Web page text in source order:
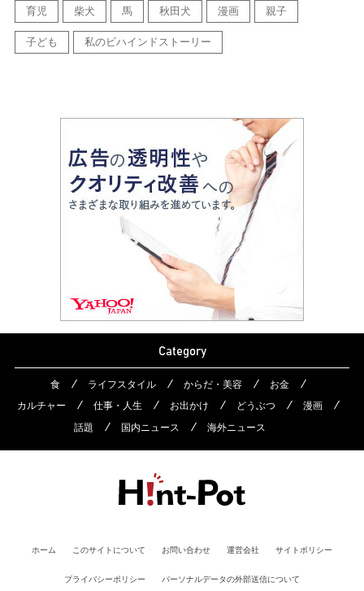
育児 柴犬 馬 秋田犬 漫画 親子
子ども 私のビハインドストーリー
Category
食 ライフスタイル からだ・美容
お金
カルチャー
仕事・人生 お出かけ どうぶつ
漫画
話題
国内ニュース 海外ニュース
ホーム このサイトについて お問い合わせ 運営会社 サイトポリシー
プライバシーポリシー パーソナルデータの外部送信について